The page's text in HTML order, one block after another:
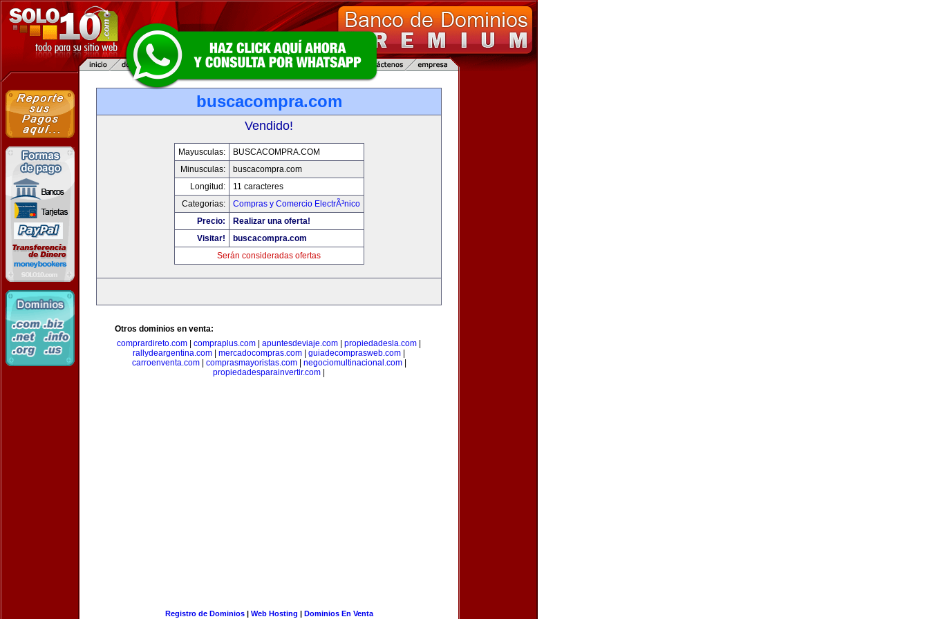
buscacompra.com
Vendido!
Mayusculas:
BUSCACOMPRA.COM
Minusculas:
buscacompra.com
Longitud:
11 caracteres
Categorias:
Compras y Comercio ElectrÃ³nico
Precio:
Realizar una oferta!
Visitar!
buscacompra.com
Serán consideradas ofertas
Otros dominios en venta:
comprardireto.com
compraplus.com apuntesdeviaje.com propiedadesla.com
rallydeargentina.com
mercadocompras.com guiadecomprasweb.com
carroenventa.com| comprasmayoristas.com| negociomultinacional.com|
propiedadesparainvertir.com
Registro de Dominios| Web Hosting | Dominios En Venta